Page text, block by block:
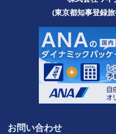
(東京都知事登録
お問い合わせ